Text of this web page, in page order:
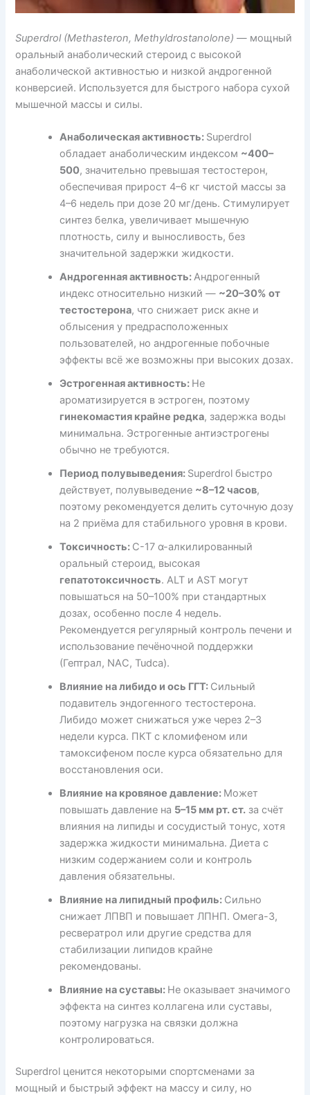
Superdrol (Methasteron, Methyldrostanolone) — мощный
оральный анаболический стероид с высокой
анаболической активностью и низкой андрогенной
конверсией. Используется для быстрого набора сухой
мышечной массы и силы.
Анаболическая активность: Superdrol
обладает анаболическим индексом ~400–
500, значительно превышая тестостерон,
обеспечивая прирост 4–6 кг чистой массы за
4–6 недель при дозе 20 мг/день. Стимулирует
синтез белка, увеличивает мышечную
плотность, силу и выносливость, без
значительной задержки жидкости.
Андрогенная активность:Андрогенный
индекс относительно низкий — ~20–30% от
тестостерона, что снижает риск акне и
облысения у предрасположенных
пользователей, но андрогенные побочные
эффекты всё же возможны при высоких дозах.
Эстрогенная активность: Не
ароматизируется в эстроген, поэтому
гинекомастия крайне редка, задержка воды
минимальна. Эстрогенные антиэстрогены
обычно не требуются.
Период полувыведения: Superdrol быстро
действует, полувыведение ~8–12 часов,
поэтому рекомендуется делить суточную дозу
на 2 приёмa для стабильного уровня в крови.
Токсичность: C-17 α-алкилированный
оральный стероид, высокая
гепатотоксичность. ALT и AST могут
повышаться на 50–100% при стандартных
дозах, особенно после 4 недель.
Рекомендуется регулярный контроль печени и
использование печёночной поддержки
(Гептрал, NAC, Tudca).
Влияние на либидо и ось ГГТ: Сильный
подавитель эндогенного тестостерона.
Либидо может снижаться уже через 2–3
недели курса. ПКТ с кломифеном или
тамоксифеном после курса обязательно для
восстановления оси.
Влияние на кровяное давление: Может
повышать давление на 5–15 мм рт. ст. за счёт
влияния на липиды и сосудистый тонус, хотя
задержка жидкости минимальна. Диета с
низким содержанием соли и контроль
давления обязательны.
Влияние на липидный профиль: Сильно
снижает ЛПВП и повышает ЛПНП. Омега-3,
ресвератрол или другие средства для
стабилизации липидов крайне
рекомендованы.
Влияние на суставы: Не оказывает значимого
эффекта на синтез коллагена или суставы,
поэтому нагрузка на связки должна
контролироваться.
Superdrol ценится некоторыми спортсменами за
мощный и быстрый эффект на массу и силу, но